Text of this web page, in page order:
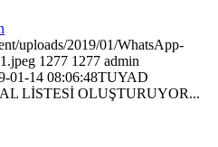
uploads/2019/01/WhatsApp-
1277 1277 admin
01-14 08:06:48TUYAD
LİSTESİ OLUŞTURUYOR...